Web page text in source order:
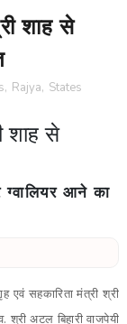
शाह से
, Rajya, States
शाह से
ग्वालियर आने का
एवं सहकारिता मंत्री श्री
अटल बिहारी वाजपेयी